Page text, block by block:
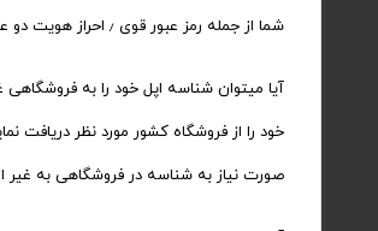
شما از جمله رمز عبور قوی ٫ احراز هویت دو عامل ( دو ورودی یا تایید با شماره تلفن ) و موارد دیگری مانند تعریف کردن ایمیل نجات دهنده و نگه داری سوالات امنیتی و تاریخ تولد وجود دارد.
صورت نیاز به شناسه در فروشگاهی به غیر از آمریکا ٫ میتوانید درخواست خود را از طریق